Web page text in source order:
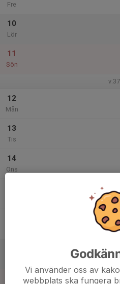
Fre
10
Lör
11
Sön
v.37
12
Mån
13
Tis
14
Ons
Vi använder oss av
webbplats ska fungera